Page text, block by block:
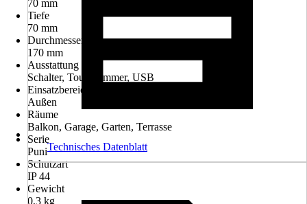
70 mm
Tiefe
70 mm
Durchmesser
170 mm
Ausstattung
Schalter, Touchdimmer, USB
Einsatzbereich
Außen
Räume
Balkon, Garage, Garten, Terrasse
Serie
Puni
Schutzart
IP 44
Gewicht
0,3 kg
Technisches Datenblatt